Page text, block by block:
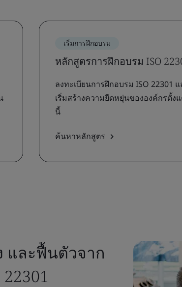
เริ่มการฝึกอบรม
หลักสูตรการฝึกอบรม ISO
ลงทะเบียนการฝึกอบรม ISO 22301 แ
เริ่มสร้างความยืดหยุ่นขององค์กรตั้ง
นี้
ค้นหาหลักสูตร
และฟื้นตัวจาก